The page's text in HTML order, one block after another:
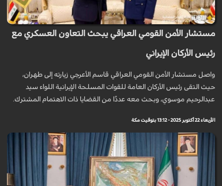
مستشار الأمن القومي العراقي يبحث التعاون العسكري مع
رئيس الأركان الإيراني
واصل مستشار الأمن القومي العراقي قاسم الأعرجي زيارته إلى طهران،
حيث التقى رئيس الأركان العامة للقوات المسلحة الإيرانية اللواء سيد
عبدالرحيم موسوي، وبحث معه عددًا من القضايا ذات الاهتمام المشترك.
الأربعاء 22 أكتوبر 2025 - 13:12 بتوقيت مكة